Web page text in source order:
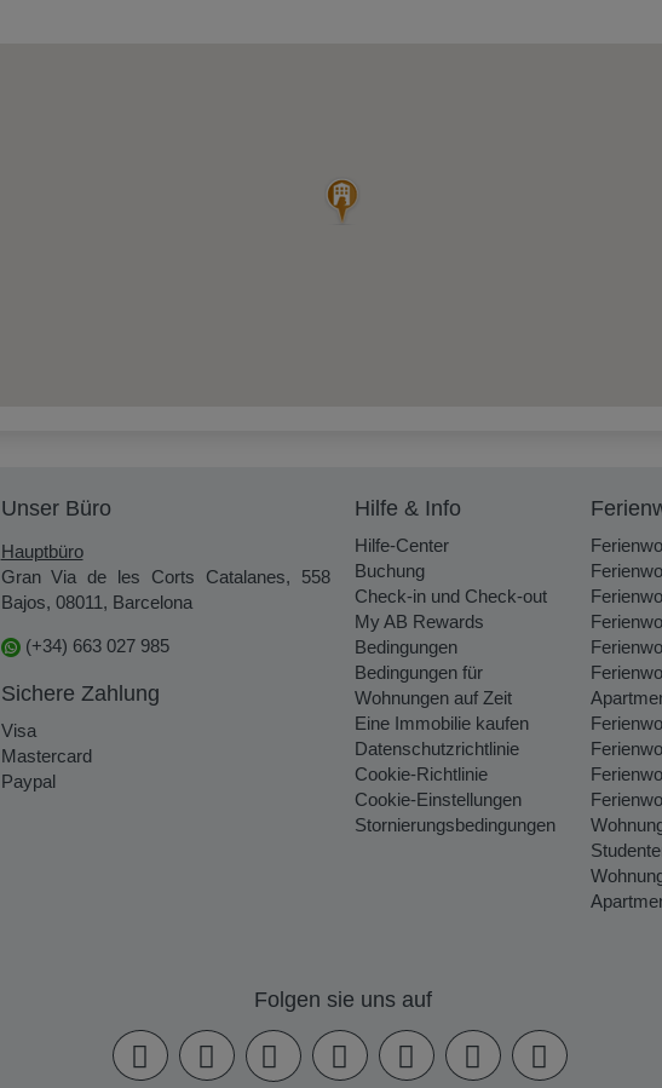
Unser Büro
Hauptbüro
Gran Via de les Corts Catalanes, 558
Bajos, 08011, Barcelona
(+34) 663 027 985
Sichere Zahlung
Visa
Mastercard
Paypal
Hilfe & Info
Hilfe-Center
Buchung
Check-in und Check-out
My AB Rewards
Bedingungen
Bedingungen für
Wohnungen auf Zeit
Eine Immobilie kaufen
Datenschutzrichtlinie
Cookie-Richtlinie
Cookie-Einstellungen
Stornierungsbedingungen
Folgen sie uns auf